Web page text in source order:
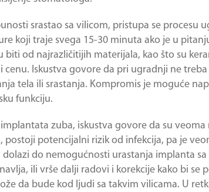
srastao sa vilicom, pristupa se procesu
koji traje svega 15-30 minuta ako je u
od najrazličitijih materijala, kao što su
Iskustva govore da pri ugradnji ne
tela ili srastanja. Kompromis je moguće
funkciju.
zuba, iskustva govore da su
postoji potencijalni rizik od infekcija, pa je
do nemogućnosti urastanja implanta
ili vrše dalji radovi i korekcije kako bi se
da bude kod ljudi sa takvim vilicama. U